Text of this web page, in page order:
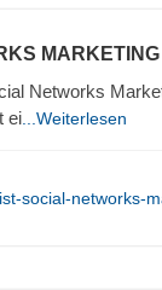
Networks
ei ...Weiterlesen
social-networks-